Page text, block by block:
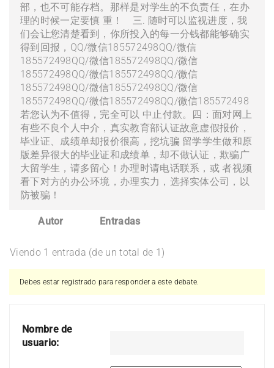
部，也不可能存档。那样是对学生的不负责任，在办
理的时候一定要慎 重！ 三. 随时可以监视进度，我
们会让您清楚看到，你所投入的每一分钱都能够确实
得到回报，QQ/微信185572498QQ/微信
185572498QQ/微信185572498QQ/微信
185572498QQ/微信185572498QQ/微信
185572498QQ/微信185572498QQ/微信
185572498QQ/微信185572498QQ/微信185572498
若您认为不值得，完全可以 中止付款。四：面对网上
有些不良个人中介，真实教育部认证故意虚假报价，
毕业证、成绩单却报价很高，挖坑骗 留学学生做和原
版差异很大的毕业证和成绩单，却不做认证，欺骗广
大留学生，请多留心！办理时请电话联系，或 者视频
看下对方的办公环境，办理实力，选择实体公司，以
防被骗！
Autor Entradas
Viendo 1 entrada (de un total de 1)
Debes estar registrado para responder a este debate.
Nombre de
usuario: